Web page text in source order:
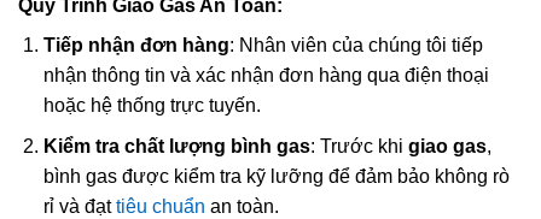
Quy Trình Giao Gas An Toàn:
Tiếp nhận đơn hàng: Nhân viên của chúng tôi tiếp
nhận thông tin và xác nhận đơn hàng qua điện thoại
hoặc hệ thống trực tuyến.
Kiểm tra chất lượng bình gas: Trước khi giao gas,
bình gas được kiểm tra kỹ lưỡng để đảm bảo không rò
rỉ và đạttiêu chuẩn an toàn.